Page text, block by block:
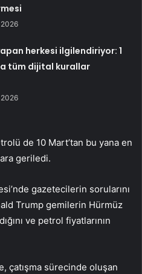
2026
herkesi ilgilendiriyor: 1
tüm dijital kurallar
2026
de 10 Mart’tan bu yana en
geriledi.
gazetecilerin sorularını
Trump gemilerin Hürmüz
ve petrol fiyatlarının
çatışma sürecinde oluşan